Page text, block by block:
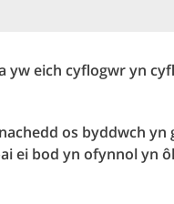
yw eich cyflogwr yn
os byddwch yn
ei bod yn ofynnol yn